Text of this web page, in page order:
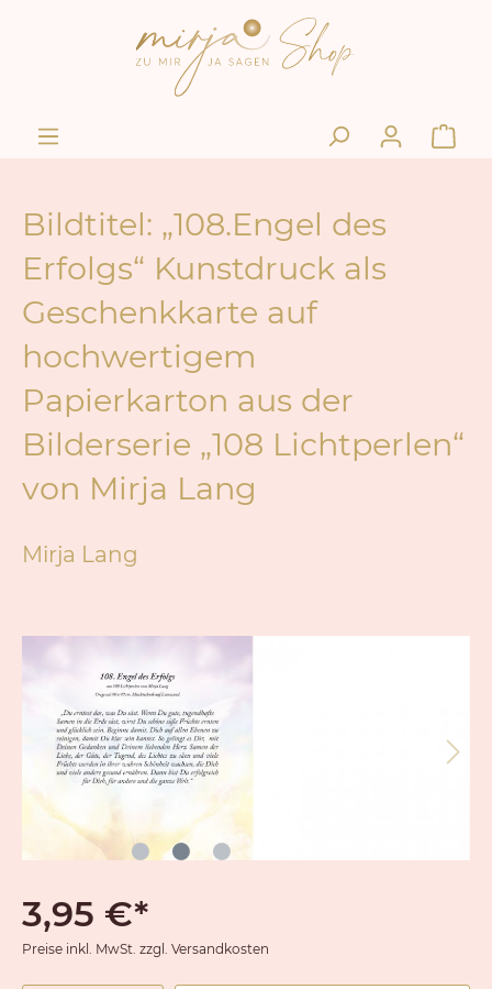
Bildtitel: „108.Engel des
Erfolgs“ Kunstdruck als
Geschenkkarte auf
hochwertigem
Papierkarton aus der
Bilderserie „108 Lichtperlen“
von Mirja Lang
Mirja Lang
3,95 €*
Preise inkl. MwSt. zzgl. Versandkosten